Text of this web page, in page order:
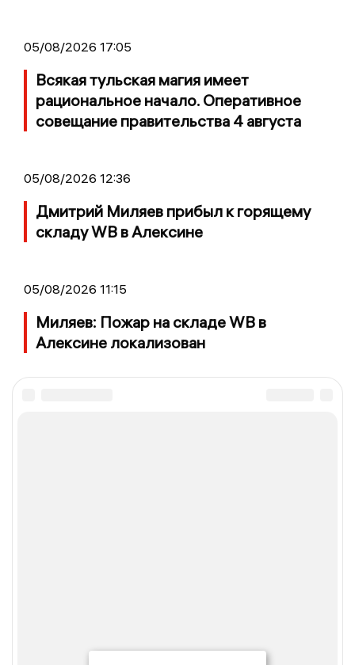
05/08/2026 17:05
Всякая тульская магия имеет
рациональное начало. Оперативное
совещание правительства 4 августа
05/08/2026 12:36
Дмитрий Миляев прибыл к горящему
складу WB в Алексине
05/08/2026 11:15
Миляев: Пожар на складе WB в
Алексине локализован